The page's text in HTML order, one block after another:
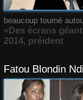
beaucoup tourné
«Des écrans
2014, préident
Fatou Blondin